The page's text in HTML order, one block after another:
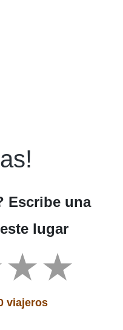
Escribe una
lugar
viajeros